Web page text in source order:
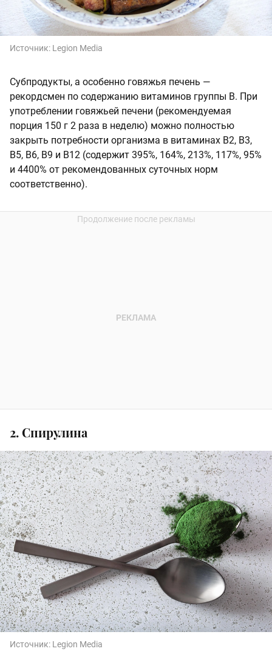
Источник: Legion Media
Субпродукты, а особенно говяжья печень —
рекордсмен по содержанию витаминов группы В. При
употреблении говяжьей печени (рекомендуемая
порция 150 г 2 раза в неделю) можно полностью
закрыть потребности организма в витаминах В2, В3,
В5, В6, В9 и В12 (содержит 395%, 164%, 213%, 117%, 95%
и 4400% от рекомендованных суточных норм
соответственно).
2. Спирулина
Источник: Legion Media